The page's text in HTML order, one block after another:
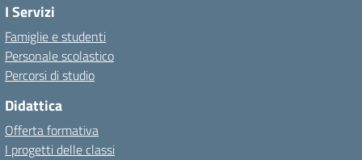
I Servizi
Famiglie e studenti
Personale scolastico
Percorsi di studio
Didattica
Offerta formativa
I progetti delle classi